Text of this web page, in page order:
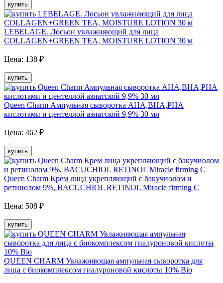
купить
LEBELAGE. Лосьон увлажняющий для лица
COLLAGEN+GREEN TEA, MOISTURE LOTION 30 м
Цена: 138 ₽
купить
Queen Charm Ампульная сыворотка AHA,BHA,PHA
кислотами и центеллой азиатской 9,9% 30 мл
Цена: 462 ₽
купить
Queen Charm Крем лица укрепляющий с бакучиолом и
ретинолом 9%, BACUCHIOL RETINOL Miracle firming C
Цена: 508 ₽
купить
QUEEN CHARM Увлажняющая ампульная сыворотка для
лица с биокомплексом гиалуроновой кислоты 10% Bio